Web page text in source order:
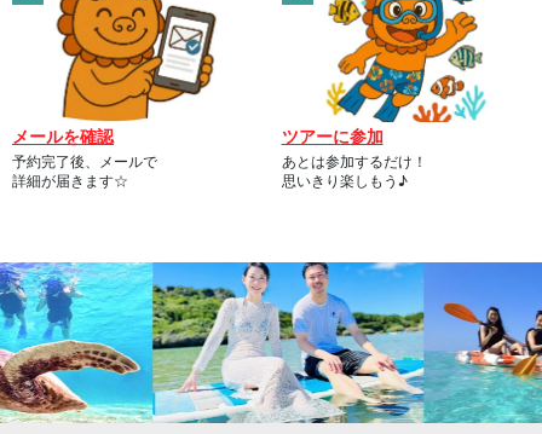
メールを確認
予約完了後、メールで
詳細が届きます☆
ツアーに参加
あとは参加するだけ！
思いきり楽しもう♪